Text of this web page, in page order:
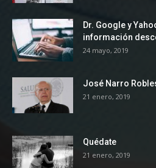
Dr. Google y
información
24 mayo, 2019
José Narro
21 enero, 2019
Quédate
21 enero, 2019